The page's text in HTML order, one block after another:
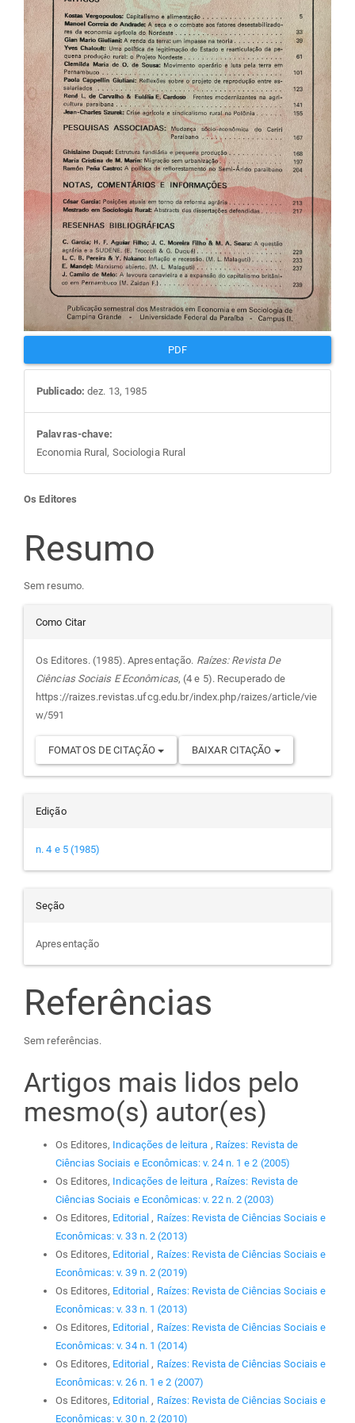
artigos
PDF
Publicado: dez. 13, 1985
Palavras-chave:
Economia Rural, Sociologia Rural
Conteúdo
do
artigo
principal
Os Editores
Resumo
Sem resumo.
Detalhes
do
artigo
Como Citar
Os Editores. (1985). Apresentação. Raízes: Revista De
Ciências Sociais E Econômicas, (4 e 5). Recuperado de
https://raizes.revistas.ufcg.edu.br/index.php/raizes/article/vie
w/591
FOMATOS DE CITAÇÃO BAIXAR CITAÇÃO
Edição
n. 4 e 5 (1985)
Seção
Apresentação
Referências
Sem referências.
Artigos mais lidos pelo
mesmo(s) autor(es)
Os Editores, Indicações de leitura , Raízes: Revista de
Ciências Sociais e Econômicas: v. 24 n. 1 e 2 (2005)
Os Editores, Indicações de leitura , Raízes: Revista de
Ciências Sociais e Econômicas: v. 22 n. 2 (2003)
Os Editores, Editorial, Raízes: Revista de Ciências Sociais e
Econômicas: v. 33 n. 2 (2013)
Os Editores, Editorial, Raízes: Revista de Ciências Sociais e
Econômicas: v. 39 n. 2 (2019)
Os Editores, Editorial, Raízes: Revista de Ciências Sociais e
Econômicas: v. 33 n. 1 (2013)
Os Editores, Editorial, Raízes: Revista de Ciências Sociais e
Econômicas: v. 34 n. 1 (2014)
Os Editores, Editorial, Raízes: Revista de Ciências Sociais e
Econômicas: v. 26 n. 1 e 2 (2007)
Os Editores, Editorial, Raízes: Revista de Ciências Sociais e
Econômicas: v. 30 n. 2 (2010)